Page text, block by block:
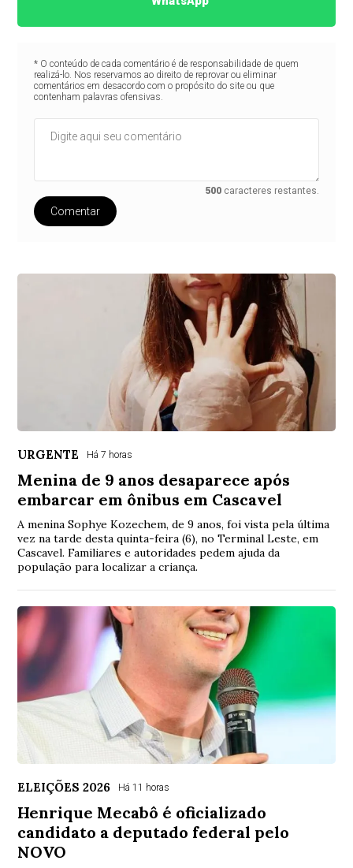
* O conteúdo de cada comentário é de responsabilidade de quem
realizá-lo. Nos reservamos ao direito de reprovar ou eliminar
comentários em desacordo com o propósito do site ou que
contenham palavras ofensivas.
500 caracteres restantes.
Comentar
URGENTE Há 7 horas
Menina de 9 anos desaparece após
embarcar em ônibus em Cascavel
A menina Sophye Kozechem, de 9 anos, foi vista pela última
vez na tarde desta quinta-feira (6), no Terminal Leste, em
Cascavel. Familiares e autoridades pedem ajuda da
população para localizar a criança.
ELEIÇÕES 2026 Há 11 horas
Henrique Mecabô é oficializado
candidato a deputado federal pelo
NOVO